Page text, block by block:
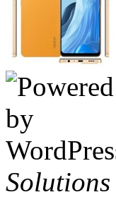
Solutions